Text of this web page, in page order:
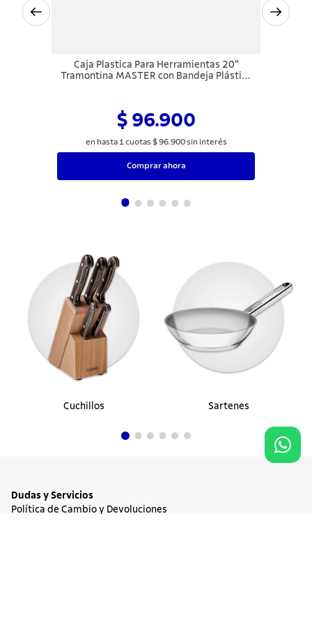
Caja Plastica Para Herramientas 20"
Tramontina MASTER con Bandeja Plástica
$ 96.900
en hasta 1 cuotas $ 96.900sin interés
Comprar ahora
Cuchillos Sartenes
Dudas y Servicios
Política de Cambio y Devoluciones